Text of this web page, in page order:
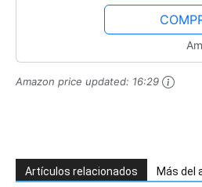
Melatonina con
Amazon price updated: 16:29
Artículos relacionados Más del